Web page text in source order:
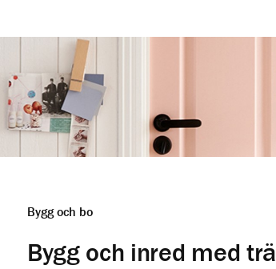
Bygg och bo
Bygg och inred med trä